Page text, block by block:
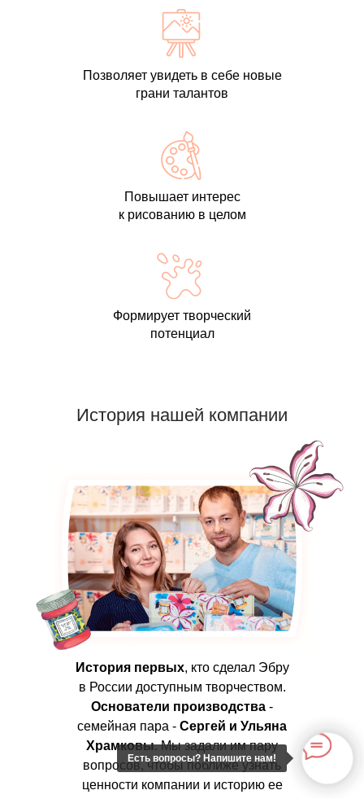
Формирует творческий
потенциал
Позволяет увидеть в себе новые
грани талантов
Повышает интерес
к рисованию в целом
История нашей компании
История первых, кто сделал Эбру
в России доступным творчеством.
Основатели производства -
семейная пара - Сергей и Ульяна
Храмковы. Мы задали им пару
вопросов, чтобы поближе узнать
ценности компании и историю ее
Есть вопросы? Напишите нам!